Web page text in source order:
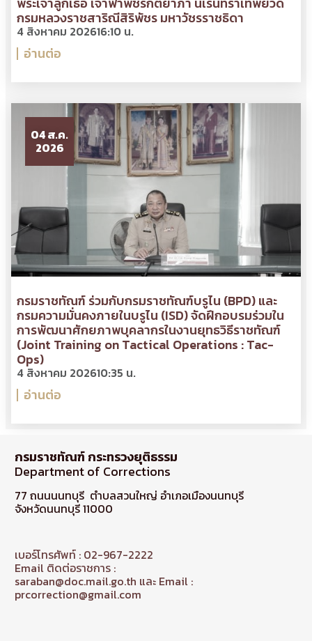
กรมหลวงราชสาริณีสิริพัชร มหาวัชรราชธิดา
4 สิงหาคม 202616:10 น.
อ่านต่อ
04 ส.ค.
2026
กรมราชทัณฑ์ ร่วมกับกรมราชทัณฑ์บรูไน (BPD) และ
กรมความมั่นคงภายในบรูไน (ISD) จัดฝึกอบรมร่วมใน
การพัฒนาศักยภาพบุคลากรในงานยุทธวิธีราชทัณฑ์
(Joint Training on Tactical Operations : Tac-
Ops)
4 สิงหาคม 202610:35 น.
อ่านต่อ
กรมราชทัณฑ์ กระทรวงยุติธรรม
Department of Corrections
77 ถนนนนทบุรี ตำบลสวนใหญ่ อำเภอเมืองนนทบุรี
จังหวัดนนทบุรี 11000
เบอร์โทรศัพท์ : 02-967-2222
Email ติดต่อราชการ :
saraban@doc.mail.go.th และ Email :
prcorrection@gmail.com